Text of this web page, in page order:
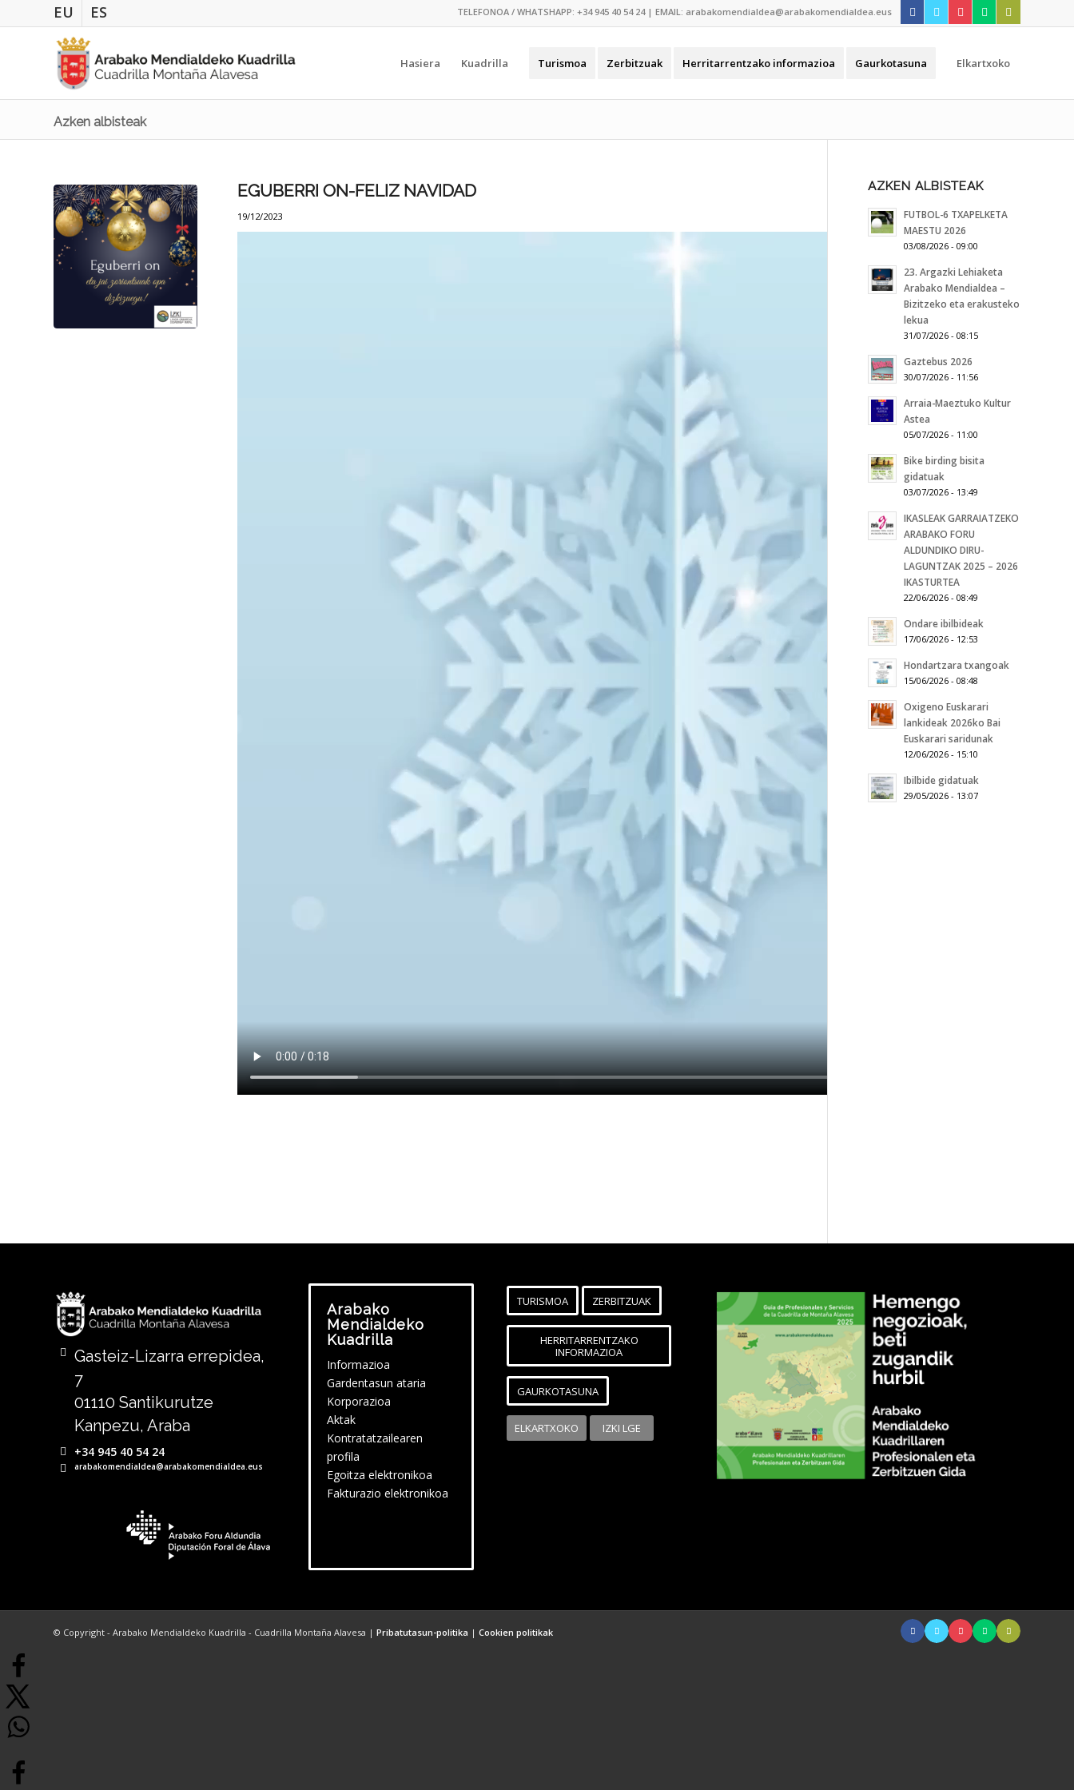
EU ES TELEFONOA / WHATSHAPP: +34 945 40 54 24| EMAIL: arabakomendialdea@arabakomendialdea.eus
Hasiera Kuadrilla Turismoa Zerbitzuak Herritarrentzako informazioa Gaurkotasuna Elkartxoko
Azken albisteak
EGUBERRI ON-FELIZ NAVIDAD
19/12/2023
AZKEN ALBISTEAK
FUTBOL-6 TXAPELKETA
MAESTU 2026
03/08/2026 - 09:00
23. Argazki Lehiaketa
Arabako Mendialdea –
Bizitzeko eta erakusteko
lekua
31/07/2026 - 08:15
Gaztebus 2026
30/07/2026 - 11:56
Arraia-Maeztuko Kultur
Astea
05/07/2026 - 11:00
Bike birding bisita
gidatuak
03/07/2026 - 13:49
IKASLEAK GARRAIATZEKO
ARABAKO FORU
ALDUNDIKO DIRU-
LAGUNTZAK 2025 – 2026
IKASTURTEA
22/06/2026 - 08:49
Ondare ibilbideak
17/06/2026 - 12:53
Hondartzara txangoak
15/06/2026 - 08:48
Oxigeno Euskarari
lankideak 2026ko Bai
Euskarari saridunak
12/06/2026 - 15:10
Ibilbide gidatuak
29/05/2026 - 13:07
Gasteiz-Lizarra errepidea,
7
01110 Santikurutze
Kanpezu, Araba
+34 945 40 54 24
arabakomendialdea@arabakomendialdea.eus
Arabako
Mendialdeko
Kuadrilla
Informazioa
Gardentasun ataria
Korporazioa
Aktak
Kontratatzailearen
profila
Egoitza elektronikoa
Fakturazio elektronikoa
TURISMOA ZERBITZUAK
HERRITARRENTZAKO
INFORMAZIOA
GAURKOTASUNA
ELKARTXOKO IZKI LGE
© Copyright - Arabako Mendialdeko Kuadrilla - Cuadrilla Montaña Alavesa | Pribatutasun-politika | Cookien politikak